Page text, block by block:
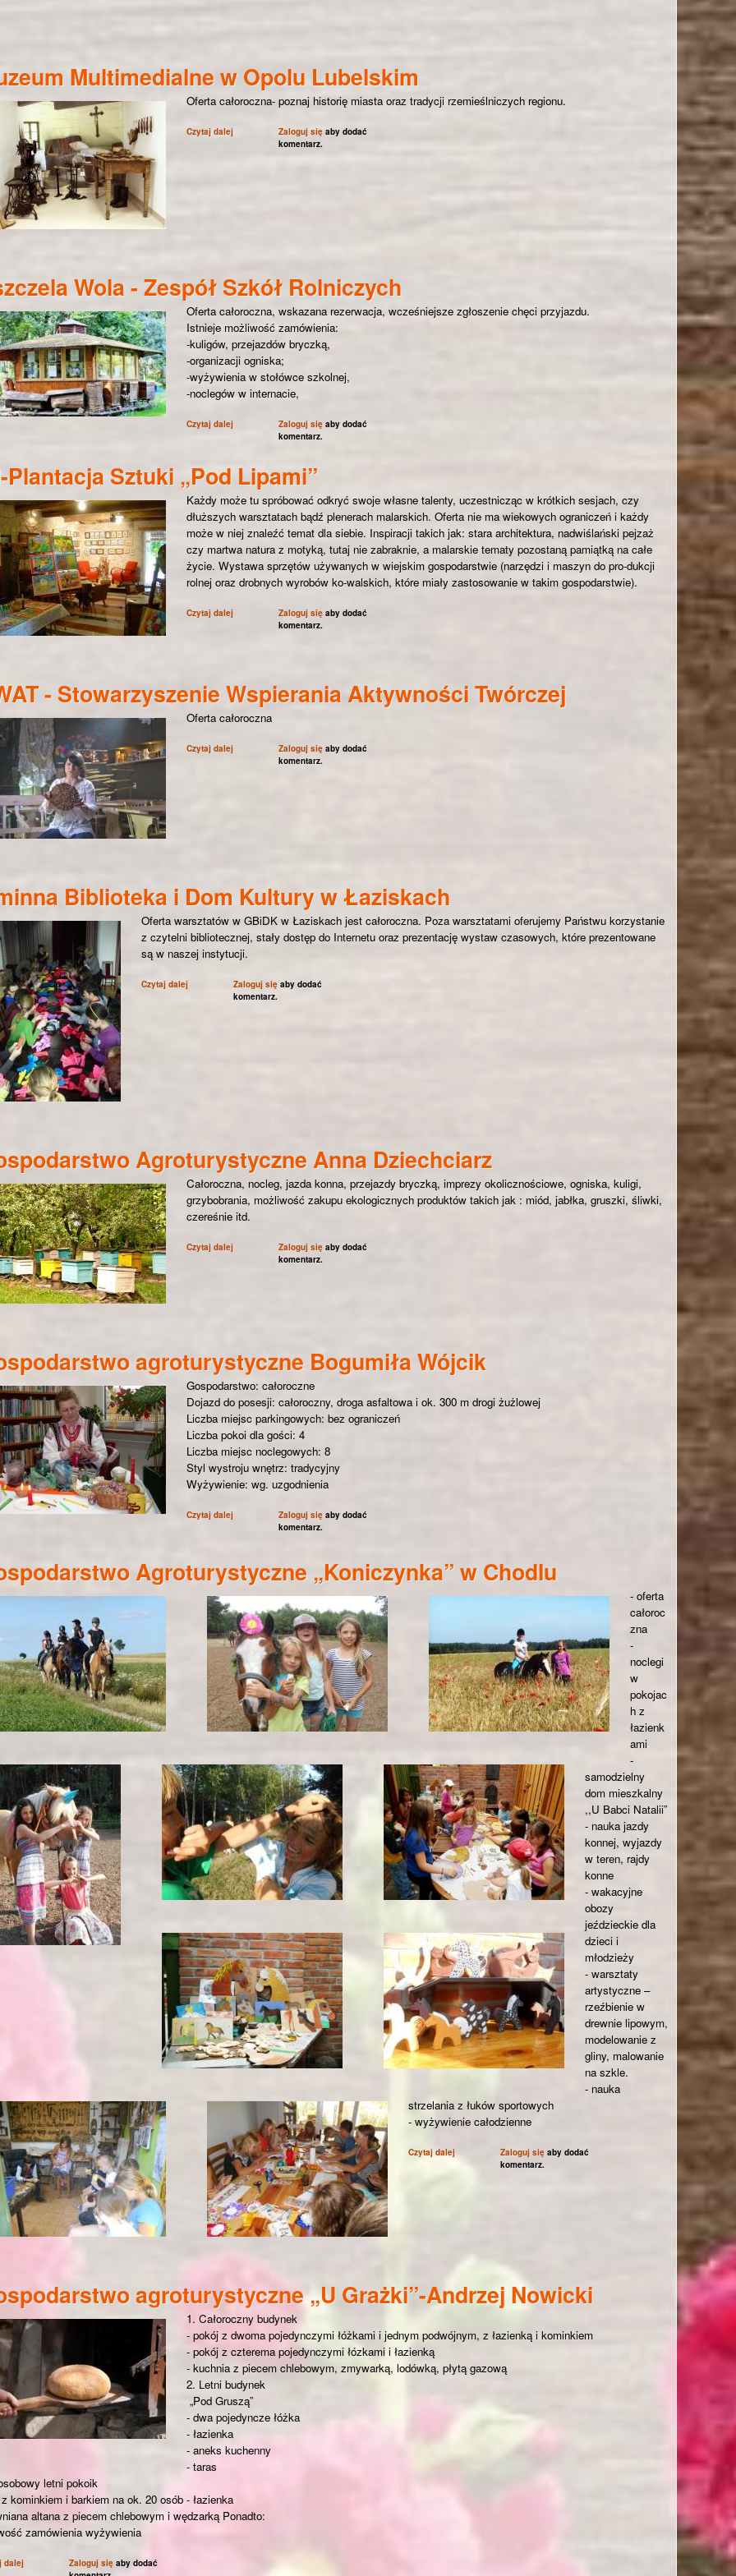
Multimedialne w Opolu Lubelskim
Oferta całoroczna- poznaj historię miasta oraz tradycji rzemieślniczych regionu.
Czytaj dalej wpis Muzeum Multimedialne w Opolu Lubelskim
Zaloguj sięaby dodać
komentarz.
Wola - Zespół Szkół Rolniczych
Oferta całoroczna, wskazana rezerwacja, wcześniejsze zgłoszenie chęci przyjazdu.
Istnieje możliwość zamówienia:
-kuligów, przejazdów bryczką,
-organizacji ogniska;
-wyżywienia w stołówce szkolnej,
-noclegów w internacie,
Czytaj dalej wpis Pszczela Wola - Zespół Szkół Rolniczych
Zaloguj sięaby dodać
komentarz.
Plantacja Sztuki „Pod Lipami”
Każdy może tu spróbować odkryć swoje własne talenty, uczestnicząc w krótkich sesjach, czy
dłuższych warsztatach bądź plenerach malarskich. Oferta nie ma wiekowych ograniczeń i każdy
może w niej znaleźć temat dla siebie. Inspiracji takich jak: stara architektura, nadwiślański pejzaż
czy martwa natura z motyką, tutaj nie zabraknie, a malarskie tematy pozostaną pamiątką na całe
życie. Wystawa sprzętów używanych w wiejskim gospodarstwie (narzędzi i maszyn do pro-dukcji
rolnej oraz drobnych wyrobów ko-walskich, które miały zastosowanie w takim gospodarstwie).
Czytaj dalej wpis IM-Plantacja Sztuki „Pod Lipami”
Zaloguj sięaby dodać
komentarz.
- Stowarzyszenie Wspierania Aktywności Twórczej
Oferta całoroczna
Czytaj dalej wpis SWAT - Stowarzyszenie Wspierania Aktywności Twórczej
Zaloguj sięaby dodać
komentarz.
Biblioteka i Dom Kultury w Łaziskach
Oferta warsztatów w GBiDK w Łaziskach jest całoroczna. Poza warsztatami oferujemy Państwu korzystanie
z czytelni bibliotecznej, stały dostęp do Internetu oraz prezentację wystaw czasowych, które prezentowane
są w naszej instytucji.
Czytaj dalej wpis Gminna Biblioteka i Dom Kultury w Łaziskach
Zaloguj sięaby dodać
komentarz.
Agroturystyczne Anna Dziechciarz
Całoroczna, nocleg, jazda konna, przejazdy bryczką, imprezy okolicznościowe, ogniska, kuligi,
grzybobrania, możliwość zakupu ekologicznych produktów takich jak : miód, jabłka, gruszki, śliwki,
czereśnie itd.
Czytaj dalej wpis Gospodarstwo Agroturystyczne Anna Dziechciarz
Zaloguj sięaby dodać
komentarz.
agroturystyczne Bogumiła Wójcik
Gospodarstwo: całoroczne
Dojazd do posesji: całoroczny, droga asfaltowa i ok. 300 m drogi żużlowej
Liczba miejsc parkingowych: bez ograniczeń
Liczba pokoi dla gości: 4
Liczba miejsc noclegowych: 8
Styl wystroju wnętrz: tradycyjny
Wyżywienie: wg. uzgodnienia
Czytaj dalej wpis Gospodarstwo agroturystyczne Bogumiła Wójcik
Zaloguj sięaby dodać
komentarz.
Agroturystyczne „Koniczynka” w Chodlu
- oferta
całoroc
zna
-
noclegi
w
pokojac
h z
łazienk
ami
-
samodzielny
dom mieszkalny
,,U Babci Natalii”
- nauka jazdy
konnej, wyjazdy
w teren, rajdy
konne
- wakacyjne
obozy
jeździeckie dla
dzieci i
młodzieży
- warsztaty
artystyczne –
rzeźbienie w
drewnie lipowym,
modelowanie z
gliny, malowanie
na szkle.
- nauka
strzelania z łuków sportowych
- wyżywienie całodzienne
Czytaj dalej wpis Gospodarstwo Agroturystyczne
„Koniczynka” w Chodlu
Zaloguj sięaby dodać
komentarz.
agroturystyczne „U Grażki”-Andrzej Nowicki
1. Całoroczny budynek
- pokój z dwoma pojedynczymi łóżkami i jednym podwójnym, z łazienką i kominkiem
- pokój z czterema pojedynczymi łózkami i łazienką
- kuchnia z piecem chlebowym, zmywarką, lodówką, płytą gazową
2. Letni budynek
„Pod Gruszą”
- dwa pojedyncze łóżka
- łazienka
- aneks kuchenny
- taras
letni pokoik
kominkiem i barkiem na ok. 20 osób - łazienka
altana z piecem chlebowym i wędzarką Ponadto:
zamówienia wyżywienia
dalej wpis Gospodarstwo agroturystyczne „U Grażki”-Andrzej Nowicki
Zaloguj sięaby dodać